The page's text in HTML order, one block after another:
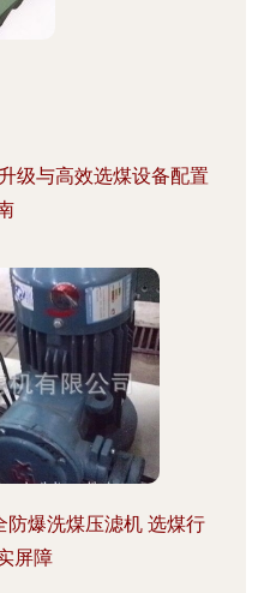
级与高效选煤设备配置
防爆洗煤压滤机 选煤行
屏障